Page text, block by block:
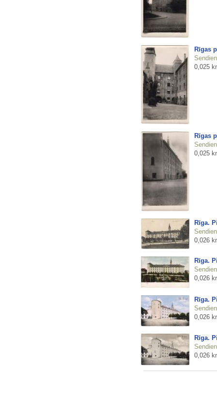
Rīgas
0,025
Rīgas
0,025
Rīga.
0,026
Rīga.
0,026
Rīga.
0,026
Rīga.
0,026